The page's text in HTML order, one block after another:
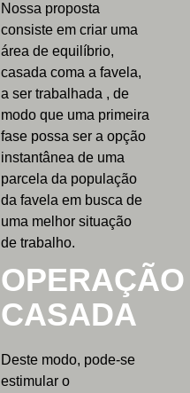
Nossa proposta
consiste em criar uma
área de equilíbrio,
casada coma a favela,
a ser trabalhada , de
modo que uma primeira
fase possa ser a opção
instantânea de uma
parcela da população
da favela em busca de
uma melhor situação
de trabalho.
OPERAÇÃO
CASADA
Deste modo, pode-se
estimular o